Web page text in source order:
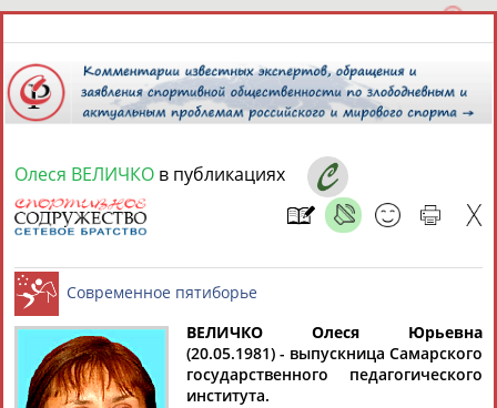
10 августа 2026 года,
СПОРТСМЕНЫ, ТРЕНЕРЫ И СПЕЦИАЛИСТЫ
Найдено: 13181персон Расширенный поиск
Олеся ВЕЛИЧКО в публикациях
Современное пятиборье
ВЕЛИЧКО Олеся Юрьевна
(20.05.1981) - выпускница Самарского
государственного педагогического
института.